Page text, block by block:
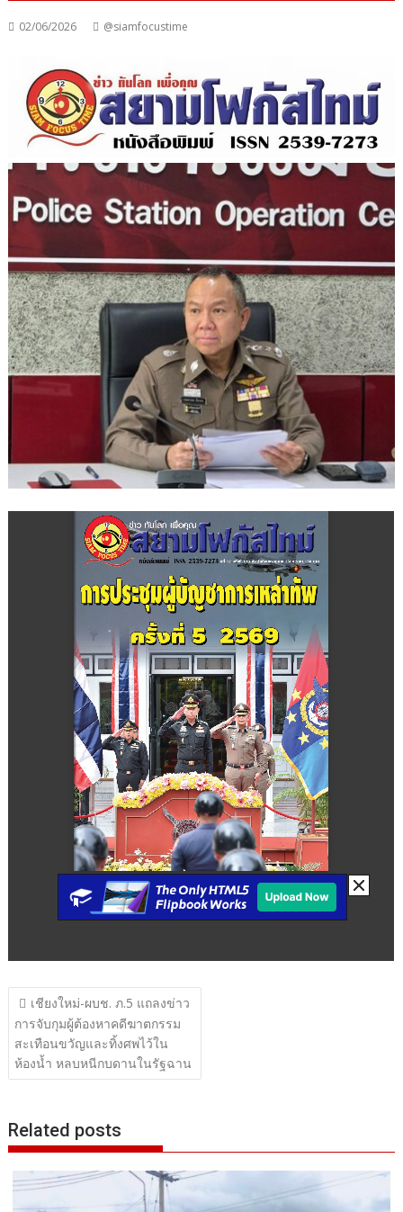
02/06/2026 @siamfocustime
แนะแนว
เรื่อง
เชียงใหม่-ผบช. ภ.5 แถลงข่าว
การจับกุมผู้ต้องหาคดีฆาตกรรม
สะเทือนขวัญและทิ้งศพไว้ใน
ห้องน้ำ หลบหนีกบดานในรัฐฉาน
Related posts